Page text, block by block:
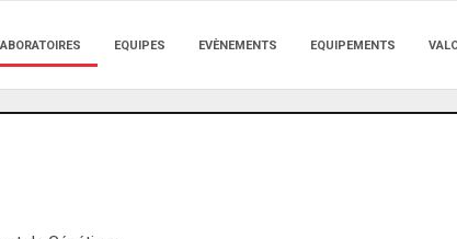
EQUIPES EVÈNEMENTS EQUIPEMENTS